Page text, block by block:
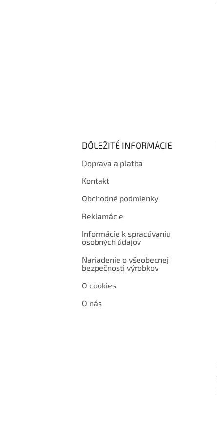
DÔLEŽITÉ INFORMÁCIE
Doprava a platba
Kontakt
Obchodné podmienky
Reklamácie
Informácie k spracúvaniu
osobných údajov
Nariadenie o všeobecnej
bezpečnosti výrobkov
O cookies
O nás